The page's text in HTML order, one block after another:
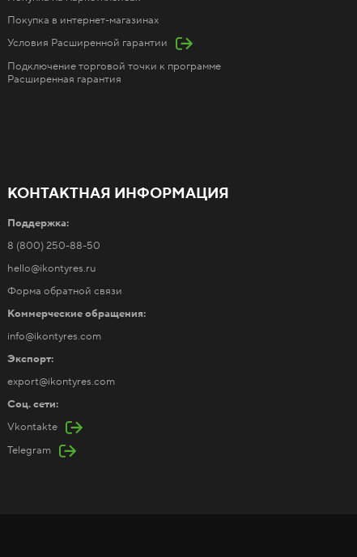
Покупка в интернет-магазинах
Условия Расширенной гарантии
Подключение торговой точки к программе
Расширенная гарантия
КОНТАКТНАЯ ИНФОРМАЦИЯ
Поддержка:
8 (800) 250-88-50
hello@ikontyres.ru
Форма обратной связи
Коммерческие обращения:
info@ikontyres.com
Экспорт:
export@ikontyres.com
Соц. сети:
Vkontakte
Telegram